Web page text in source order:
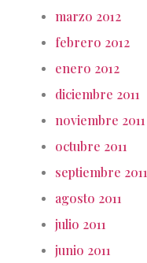
marzo 2012
febrero 2012
enero 2012
diciembre 2011
noviembre 2011
octubre 2011
septiembre 2011
agosto 2011
julio 2011
junio 2011